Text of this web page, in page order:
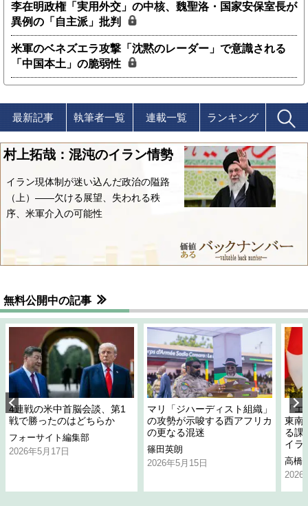
李在明政権「実用外交」の中核、魏聖洛・国家安保室長が
異例の「自主派」批判
米軍のベネズエラ攻撃「沈黙のレーダー」で意識される
「中国本土」の脆弱性
最新記事 執筆者一覧 連載一覧 ランキング
村上拓哉：混沌のイラン情勢
イラン現体制が迷い込んだ政治の隘路
（上）――欠ける展望、失われる秩
序、米軍介入の可能性
無料公開中の記事
4連戦の米中首脳会談、第1
戦で勝ったのはどちらか
フォーサイト編集部
2026年5月17日
マリ「ジハーディスト組織」
の攻勢が示唆する西アフリカ
の更なる混迷
篠田英朗
2026年5月15日
「
東南
る課
イラ
高橋
2026